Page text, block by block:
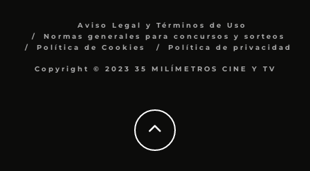
Aviso Legal y Términos de Uso
Normas generales para concursos y sorteos
Política de Cookies
Política de privacidad
Copyright © 2023 35 MILÍMETROS CINE Y TV